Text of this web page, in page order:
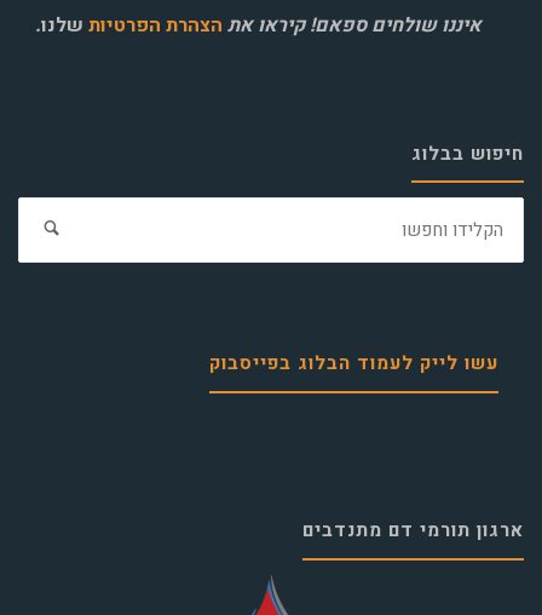
איננו שולחים ספאם! קיראו את הצהרת הפרטיות שלנו.
חיפוש בבלוג
עשו לייק לעמוד הבלוג בפייסבוק
ארגון תורמי דם מתנדבים